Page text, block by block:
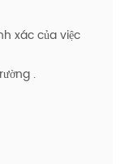
xác của việc
.